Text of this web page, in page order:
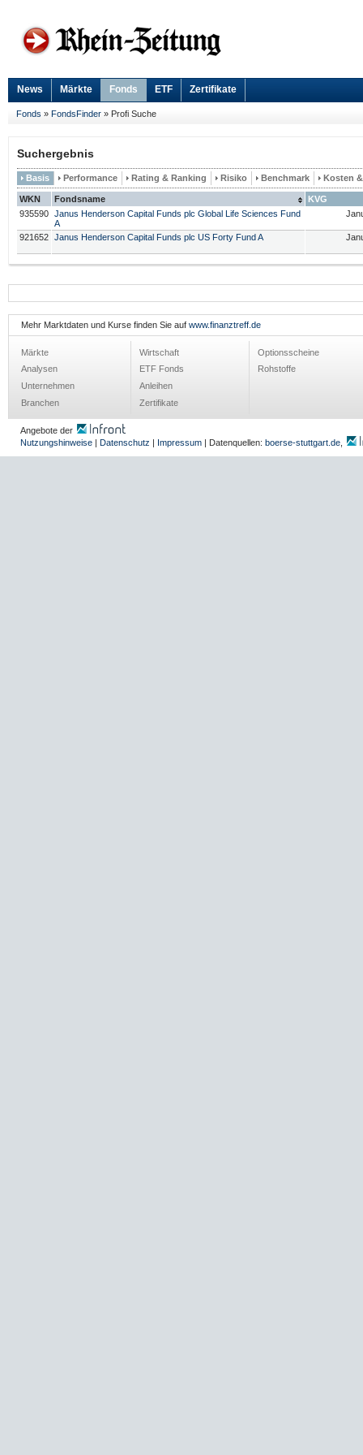
News Märkte Fonds ETF Zertifikate
Fonds » FondsFinder » Profi Suche
Suchergebnis
Basis Performance Rating & Ranking Risiko Benchmark Kosten
WKN Fondsname
KVG
935590 Janus Henderson Capital Funds plc Global Life Sciences Fund
A
921652 Janus Henderson Capital Funds plc US Forty Fund A
Mehr Marktdaten und Kurse finden Sie auf www.finanztreff.de
Märkte
Analysen
Unternehmen
Branchen
Wirtschaft
ETF Fonds
Anleihen
Zertifikate
Optionsscheine
Rohstoffe
Angebote der
Nutzungshinweise
Datenschutz Impressum | Datenquellen: boerse-stuttgart.de,